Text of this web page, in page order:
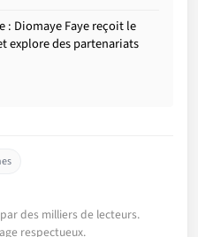
: Diomaye Faye reçoit le
explore des partenariats
des milliers de lecteurs.
respectueux.